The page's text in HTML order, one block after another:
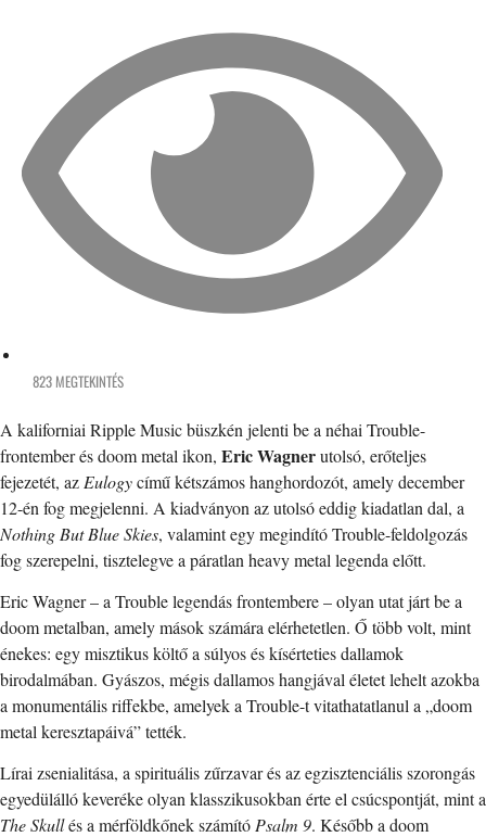
823 MEGTEKINTÉS
A kaliforniai Ripple Music büszkén jelenti be a néhai Trouble-
frontember és doom metal ikon, Eric Wagnerutolsó, erőteljes
fejezetét, az Eulogycímű kétszámos hanghordozót, amely december
12-én fog megjelenni. A kiadványon az utolsó eddig kiadatlan dal, a
Nothing But Blue Skies, valamint egy megindító Trouble-feldolgozás
fog szerepelni, tisztelegve a páratlan heavy metal legenda előtt.
Eric Wagner – a Trouble legendás frontembere – olyan utat járt be a
doom metalban, amely mások számára elérhetetlen. Ő több volt, mint
énekes: egy misztikus költő a súlyos és kísérteties dallamok
birodalmában. Gyászos, mégis dallamos hangjával életet lehelt azokba
a monumentális riffekbe, amelyek a Trouble-t vitathatatlanul a „doom
metal keresztapáivá” tették.
Lírai zsenialitása, a spirituális zűrzavar és az egzisztenciális szorongás
egyedülálló keveréke olyan klasszikusokban érte el csúcspontját, mint a
The Skullés a mérföldkőnek számító Psalm 9. Később a doom